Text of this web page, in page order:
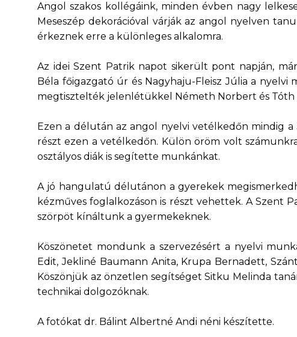
Angol szakos kollégáink, minden évben nagy
Meseszép dekorációval várják az angol nyelven
érkeznek erre a különleges alkalomra.
Az idei Szent Patrik napot sikerült pont napján,
Béla főigazgató úr és Nagyhaju-Fleisz Júlia a
megtisztelték jelenlétükkel Németh Norbert és Tóth
Ezen a délután az angol nyelvi vetélkedőn mindig
részt ezen a vetélkedőn. Külön öröm volt
osztályos diák is segítette munkánkat.
A jó hangulatú délutánon a gyerekek
kézműves foglalkozáson is részt vehettek. A Szent
szörpöt kínáltunk a gyermekeknek.
Köszönetet mondunk a szervezésért a nyelvi
Edit, Jekliné Baumann Anita, Krupa Bernadett,
Köszönjük az önzetlen segítséget Sitku Melinda
technikai dolgozóknak.
A fotókat dr. Bálint Albertné Andi néni készítette.